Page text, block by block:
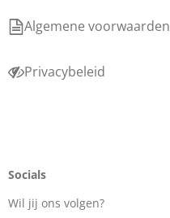
Algemene voorwaarden
Privacybeleid
Socials
Wil jij ons volgen?